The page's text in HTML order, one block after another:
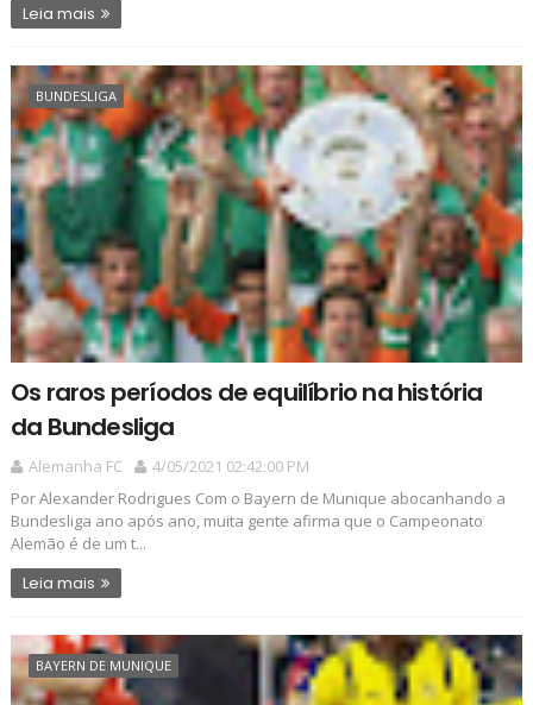
Leia mais
BUNDESLIGA
Os raros períodos de equilíbrio na história
da Bundesliga
Alemanha FC
4/05/2021 02:42:00 PM
Por Alexander Rodrigues Com o Bayern de Munique abocanhando a
Bundesliga ano após ano, muita gente afirma que o Campeonato
Alemão é de um t...
Leia mais
BAYERN DE MUNIQUE